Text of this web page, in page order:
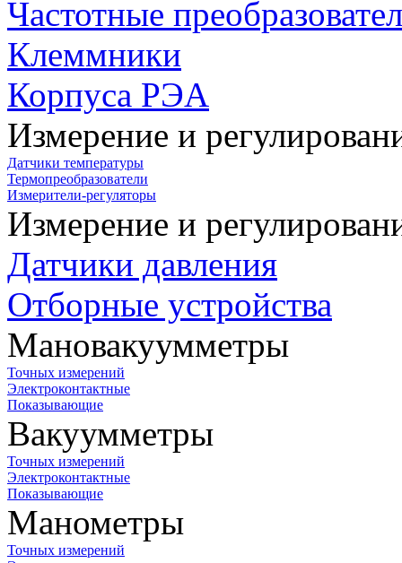
Частотные
Клеммники
Корпуса РЭА
Измерение и
Датчики температуры
Термопреобразователи
Измерители-регуляторы
Измерение и
Датчики давления
Отборные устройства
Мановакуумметры
Точных измерений
Электроконтактные
Показывающие
Вакуумметры
Точных измерений
Электроконтактные
Показывающие
Манометры
Точных измерений